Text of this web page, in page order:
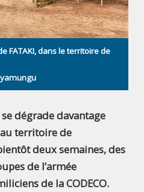
FATAKI, dans le territoire de
dégrade davantage
territoire de
deux semaines, des
de l’armée
de la CODECO.